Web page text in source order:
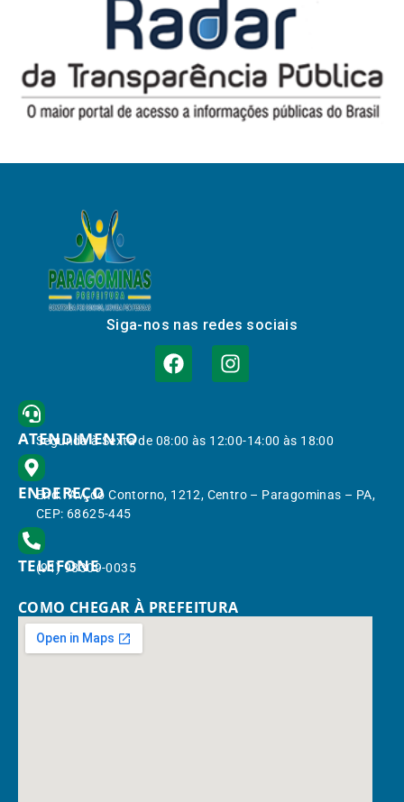
Siga-nos nas redes sociais
ATENDIMENTO
Segunda à Sexta de 08:00 às 12:00-14:00 às 18:00
ENDEREÇO
End.: Av. do Contorno, 1212, Centro – Paragominas – PA,
CEP: 68625-445
TELEFONE
(91) 98309-0035
COMO CHEGAR À PREFEITURA